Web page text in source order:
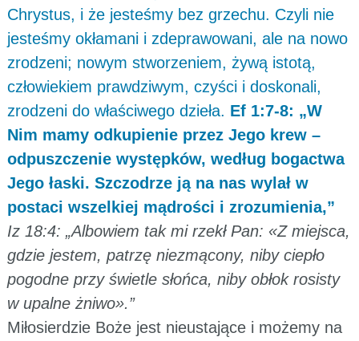
Chrystus, i że jesteśmy bez grzechu. Czyli nie
jesteśmy okłamani i zdeprawowani, ale na nowo
zrodzeni; nowym stworzeniem, żywą istotą,
człowiekiem prawdziwym, czyści i doskonali,
zrodzeni do właściwego dzieła. Ef 1:7-8: „W
Nim mamy odkupienie przez Jego krew –
odpuszczenie występków, według bogactwa
Jego łaski. Szczodrze ją na nas wylał w
postaci wszelkiej mądrości i zrozumienia,”
Iz 18:4: „Albowiem tak mi rzekł Pan: «Z miejsca,
gdzie jestem, patrzę niezmącony, niby ciepło
pogodne przy świetle słońca, niby obłok rosisty
w upalne żniwo».”
Miłosierdzie Boże jest nieustające i możemy na